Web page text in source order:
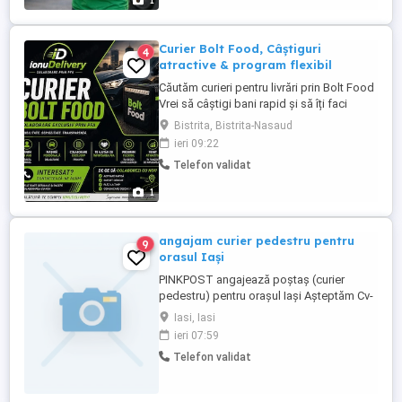
1
4
Curier Bolt Food, Câștiguri
atractive & program flexibil
Căutăm curieri pentru livrări prin Bolt Food
Vrei să câștigi bani rapid și să îți faci
singur programul? Alătură-te echipei
noastre și începe imediat activitatea! Ce îți
oferim: Venituri atractive, în funcție de cât
lucrezi Plată corectă și la timp Program
Bistrita, Bistrita-Nasaud
ieri 09:22
Telefon validat
9
angajam curier pedestru pentru
orasul Iași
PINKPOST angajează poștaș (curier
pedestru) pentru orașul Iași Așteptăm Cv-
uri cu răspuns la mesaj sau fizic la sediul
nostru din Bd Stefan cel Mare 8 ( Galeriile
de Artă Stefan cel Mare)
Iasi, Iasi
ieri 07:59
Telefon validat